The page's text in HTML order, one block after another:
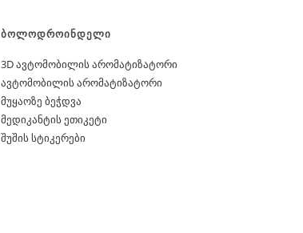
ბოლოდროინდელი
3D ავტომობილის არომატიზატორი
ავტომობილის არომატიზატორი
მუყაოზე ბეჭდვა
მედიკანტის ეთიკეტი
შუშის სტიკერები